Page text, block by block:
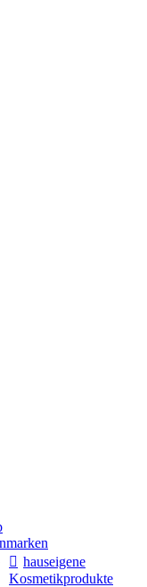
hauseigene
Kosmetikprodukte